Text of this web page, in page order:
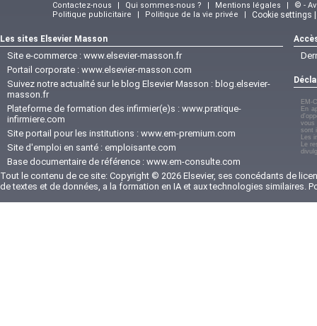
Contactez-nous Qui sommes-nous ? Mentions légales
© -
Politique publicitaire
Politique de la vie privée Cookie settings
Les sites Elsevier Masson
Site e-commerce : www.elsevier-masson.fr
Portail corporate : www.elsevier-masson.com
Suivez notre actualité sur le blog Elsevier Masson : blog.elsevier-
masson.fr
Plateforme de formation des infirmier(e)s : www.pratique-
infirmiere.com
Site portail pour les institutions : www.em-premium.com
Site d'emploi en santé : emploisante.com
Base documentaire de référence : www.em-consulte.com
EM-
En
vous
sont
Les
Le
Tout le contenu de ce site: Copyright © 2026 Elsevier, ses concédants de
de textes et de données, a la formation en IA et aux technologies similaires.